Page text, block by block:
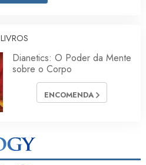
LIVROS
Dianetics: O Poder da Mente
sobre o Corpo
ENCOMENDA